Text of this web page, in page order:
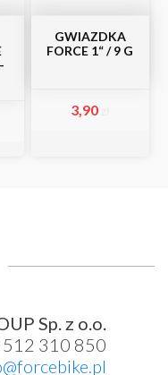
GWIAZDKA
FORCE 1“ / 9 G
3,90
Sp. z o.o.
512 310 850